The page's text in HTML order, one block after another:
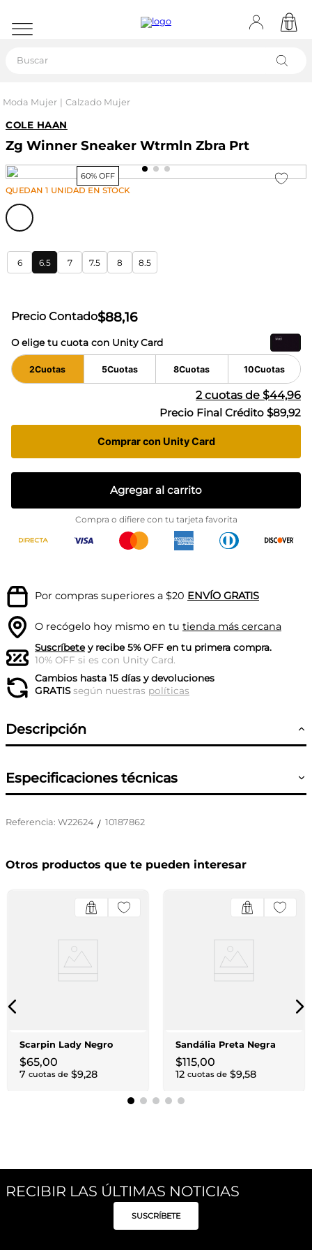
Moda Mujer Calzado Mujer
COLE HAAN
Zg Winner Sneaker Wtrmln Zbra Prt
60% OFF
QUEDAN1 UNIDAD EN STOCK
6 6.5 7 7.5 8 8.5
Precio Contado$88,16
O elige tu cuota con Unity Card
2Cuotas 5Cuotas 8Cuotas 10Cuotas
2cuotas de $44,96
Precio Final Crédito $89,92
Comprar con Unity Card
Agregar al carrito
Compra o difiere con tu tarjeta favorita
Por compras superiores a $20 ENVÍO GRATIS
O recógelo hoy mismo en tu tienda más cercana
Suscríbetey recibe 5% OFF en tu primera compra.
10% OFF si es con Unity Card.
Cambios hasta 15 días y devoluciones
GRATISsegún nuestras políticas
Descripción
Especificaciones técnicas
Referencia: W22624 / 10187862
Otros productos que te pueden interesar
Scarpin Lady Negro
$65,00
7 cuotas de $9,28
Sandália Preta Negra
$115,00
12 cuotas de $9,58
RECIBIR LAS ÚLTIMAS NOTICIAS
SUSCRÍBETE